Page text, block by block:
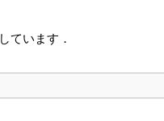
ています．